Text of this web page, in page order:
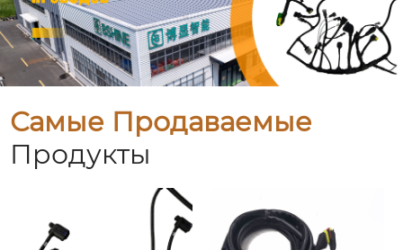
Самые Продаваемые
Продукты